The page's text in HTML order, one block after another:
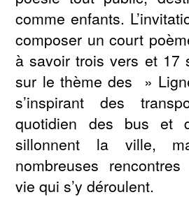
comme enfants.
composer un court
à savoir trois vers et 17
sur le thème des »
s’inspirant des
quotidien des bus et
sillonnent la ville,
nombreuses
vie qui s’y déroulent.